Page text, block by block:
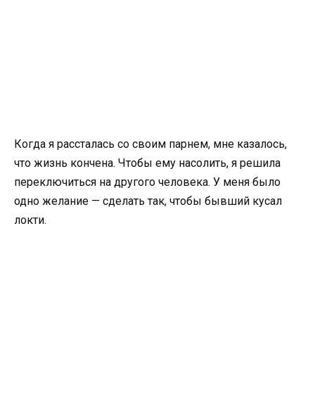
Когда я рассталась со своим парнем, мне казалось,
что жизнь кончена. Чтобы ему насолить, я решила
переключиться на другого человека. У меня было
одно желание — сделать так, чтобы бывший кусал
локти.